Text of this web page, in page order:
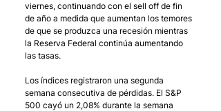
viernes, continuando con el sell off de fin
de año a medida que aumentan los temores
de que se produzca una recesión mientras
la Reserva Federal continúa aumentando
las tasas.
Los índices registraron una segunda
semana consecutiva de pérdidas. El S&P
500 cayó un 2,08% durante la semana